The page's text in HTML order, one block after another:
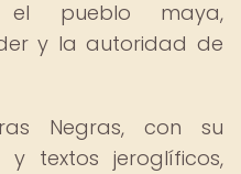
pueblo maya,
y la autoridad de
Negras, con su
textos jeroglíficos,